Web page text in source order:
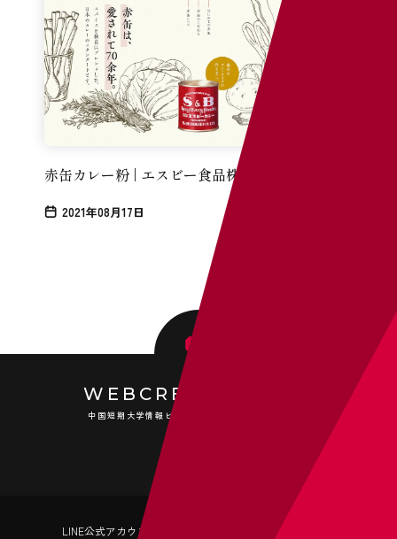
赤缶カレー粉 | エスビー食品株式会社
2021年08月17日
WEBCRE8TOR.COM
中国短期大学情報ビジネス学科 メディア科目ブログ
LINE公式アカウント 龍弥デザイン